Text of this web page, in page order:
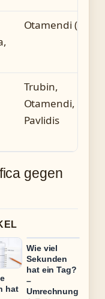
Otamendi (Rot)
Trubin,
Otamendi,
Pavlidis
gegen
hat
Wie viel
Sekunden
hat ein Tag?
–
Umrechnung